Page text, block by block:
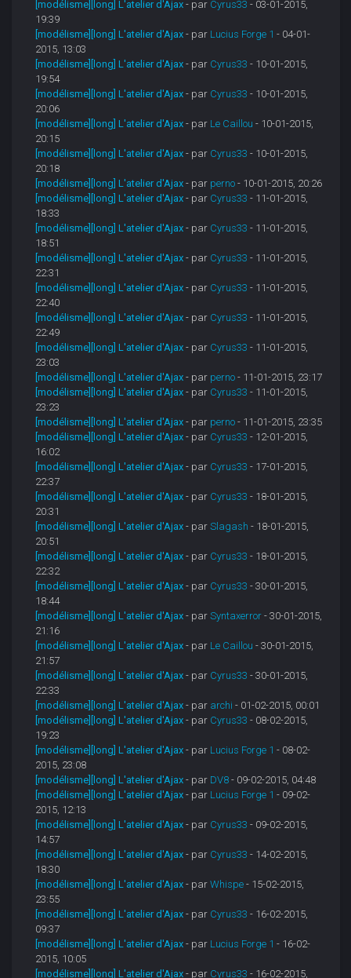
[modélisme][long] L'atelier d'Ajax - par Cyrus33 - 03-01-2015,
19:39
[modélisme][long] L'atelier d'Ajax - par Lucius Forge 1 - 04-01-
2015, 13:03
[modélisme][long] L'atelier d'Ajax - par Cyrus33 - 10-01-2015,
19:54
[modélisme][long] L'atelier d'Ajax - par Cyrus33 - 10-01-2015,
20:06
[modélisme][long] L'atelier d'Ajax - par Le Caillou - 10-01-2015,
20:15
[modélisme][long] L'atelier d'Ajax - par Cyrus33 - 10-01-2015,
20:18
[modélisme][long] L'atelier d'Ajax - par perno - 10-01-2015, 20:26
[modélisme][long] L'atelier d'Ajax - par Cyrus33 - 11-01-2015,
18:33
[modélisme][long] L'atelier d'Ajax - par Cyrus33 - 11-01-2015,
18:51
[modélisme][long] L'atelier d'Ajax - par Cyrus33 - 11-01-2015,
22:31
[modélisme][long] L'atelier d'Ajax - par Cyrus33 - 11-01-2015,
22:40
[modélisme][long] L'atelier d'Ajax - par Cyrus33 - 11-01-2015,
22:49
[modélisme][long] L'atelier d'Ajax - par Cyrus33 - 11-01-2015,
23:03
[modélisme][long] L'atelier d'Ajax - par perno - 11-01-2015, 23:17
[modélisme][long] L'atelier d'Ajax - par Cyrus33 - 11-01-2015,
23:23
[modélisme][long] L'atelier d'Ajax - par perno - 11-01-2015, 23:35
[modélisme][long] L'atelier d'Ajax - par Cyrus33 - 12-01-2015,
16:02
[modélisme][long] L'atelier d'Ajax - par Cyrus33 - 17-01-2015,
22:37
[modélisme][long] L'atelier d'Ajax - par Cyrus33 - 18-01-2015,
20:31
[modélisme][long] L'atelier d'Ajax - parSlagash - 18-01-2015,
20:51
[modélisme][long] L'atelier d'Ajax - par Cyrus33 - 18-01-2015,
22:32
[modélisme][long] L'atelier d'Ajax - par Cyrus33 - 30-01-2015,
18:44
[modélisme][long] L'atelier d'Ajax - parSyntaxerror - 30-01-2015,
21:16
[modélisme][long] L'atelier d'Ajax - par Le Caillou - 30-01-2015,
21:57
[modélisme][long] L'atelier d'Ajax - par Cyrus33 - 30-01-2015,
22:33
[modélisme][long] L'atelier d'Ajax - par archi - 01-02-2015, 00:01
[modélisme][long] L'atelier d'Ajax - par Cyrus33 - 08-02-2015,
19:23
[modélisme][long] L'atelier d'Ajax - par Lucius Forge 1 - 08-02-
2015, 23:08
[modélisme][long] L'atelier d'Ajax - par DV8 - 09-02-2015, 04:48
[modélisme][long] L'atelier d'Ajax - par Lucius Forge 1 - 09-02-
2015, 12:13
[modélisme][long] L'atelier d'Ajax - par Cyrus33 - 09-02-2015,
14:57
[modélisme][long] L'atelier d'Ajax - par Cyrus33 - 14-02-2015,
18:30
[modélisme][long] L'atelier d'Ajax - parWhispe - 15-02-2015,
23:55
[modélisme][long] L'atelier d'Ajax - par Cyrus33 - 16-02-2015,
09:37
[modélisme][long] L'atelier d'Ajax - par Lucius Forge 1 - 16-02-
2015, 10:05
[modélisme][long] L'atelier d'Ajax - par Cyrus33 - 16-02-2015,